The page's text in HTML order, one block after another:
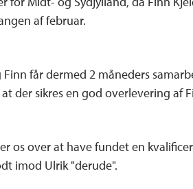
af februar.
Finn får dermed 2 måneders
at der sikres en god overlevering af
os over at have fundet en
imod Ulrik "derude".